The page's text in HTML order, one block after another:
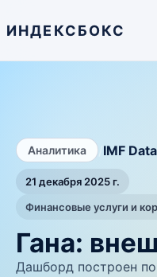
ИНДЕКСБОКС
Аналитика IMF
21 декабря 2025 г.
Финансовые услуги и
Гана:
Дашборд построен